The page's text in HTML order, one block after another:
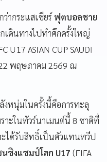
ากระแสเชียร์ ฟุตบอลชาย
เดินทางไปทำศึกครั้งใหญ่
U17 ASIAN CUP SAUDI
พฤษภาคม 2569 ณ
งหนุ่มในครั้งนี้คือการทะลุ
าะในทัวร์นาเมนต์นี้ 8 ชาติที่
ะได้รับสิทธิ์เป็นตัวแทนทวีป
ชิงแชมป์โลก U17 (FIFA